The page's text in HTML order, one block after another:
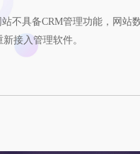
站不具备CRM管理功能，网站
新接入管理软件。